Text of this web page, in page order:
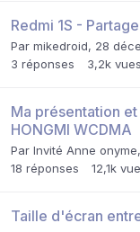
Redmi 1S -
Par mikedroid, 28
3 réponses 3,2k vues
Ma présentation
HONGMI WCDMA
Par Invité Anne onyme,
18 réponses 12,1k
Taille d'écran